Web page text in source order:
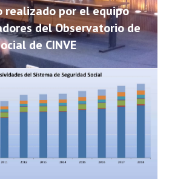
realizado por el equipo
del Observatorio de
de CINVE